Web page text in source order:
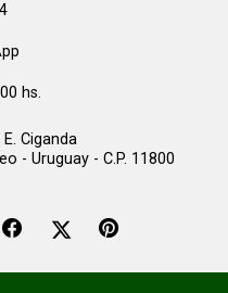
hs.
Ciganda
- Uruguay - C.P. 11800